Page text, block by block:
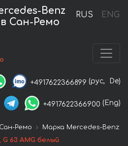
RUS ENG
Benz
в Сан-Ремо
+4917622366899 (рус, De)
+4917622366900 (Eng)
Ремо
Марка Mercedes-Benz
63 AMG белый